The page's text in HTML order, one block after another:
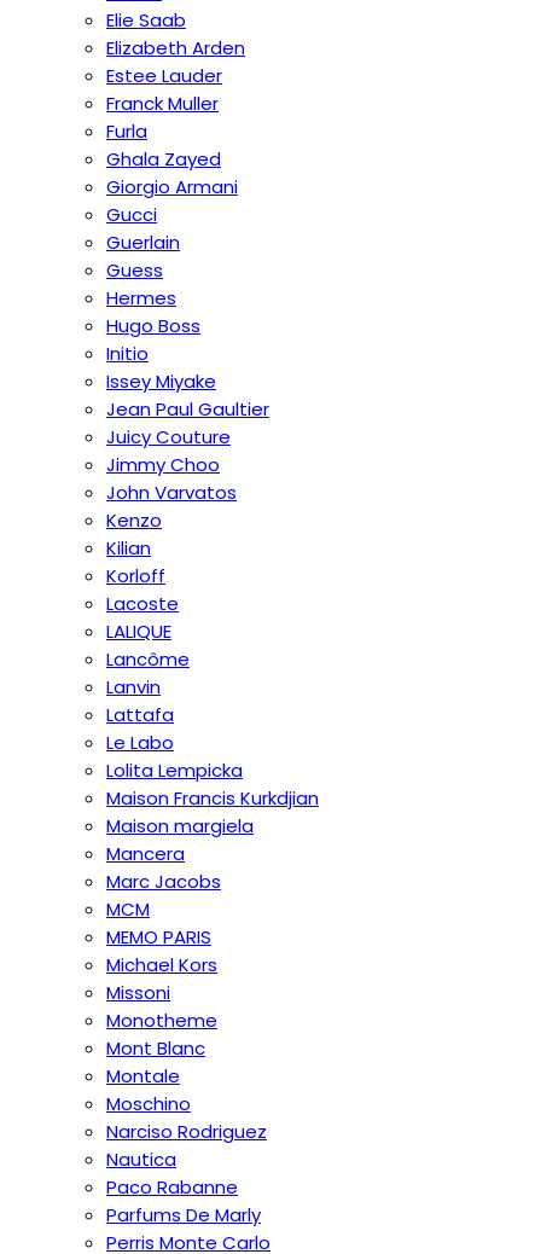
Elie Saab
Elizabeth Arden
Estee Lauder
Franck Muller
Furla
Ghala Zayed
Giorgio Armani
Gucci
Guerlain
Guess
Hermes
Hugo Boss
Initio
Issey Miyake
Jean Paul Gaultier
Juicy Couture
Jimmy Choo
John Varvatos
Kenzo
Kilian
Korloff
Lacoste
LALIQUE
Lancôme
Lanvin
Lattafa
Le Labo
Lolita Lempicka
Maison Francis Kurkdjian
Maison margiela
Mancera
Marc Jacobs
MCM
MEMO PARIS
Michael Kors
Missoni
Monotheme
Mont Blanc
Montale
Moschino
Narciso Rodriguez
Nautica
Paco Rabanne
Parfums De Marly
Perris Monte Carlo